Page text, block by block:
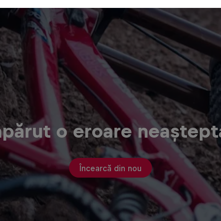
o eroare
Încearcă din nou